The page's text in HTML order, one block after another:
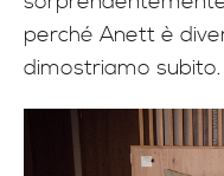
perché Anett è
dimostriamo subito.